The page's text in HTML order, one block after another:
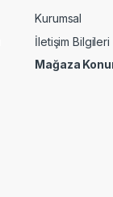
Kurumsal
İletişim Bilgileri
Mağaza